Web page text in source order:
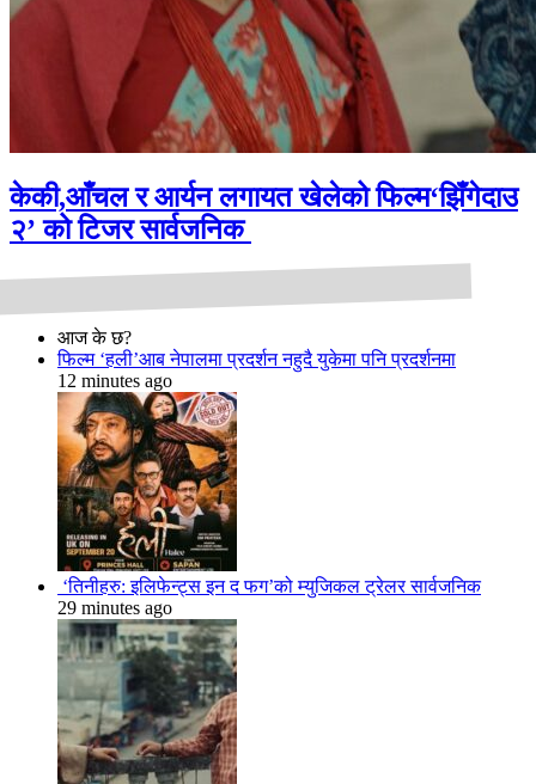
केकी,आँचल र आर्यन लगायत खेलेको फिल्म‘झिँगेदाउ
२’ को टिजर सार्वजनिक
आज के छ?
फिल्म ‘हली’आब नेपालमा प्रदर्शन नहुदै युकेमा पनि प्रदर्शनमा
12 minutes ago
‘तिनीहरु: इलिफेन्ट्स इन द फग’को म्युजिकल ट्रेलर सार्वजनिक
29 minutes ago